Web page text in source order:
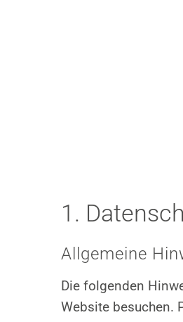
1.
Allgemeine
Die folgenden
Website besuchen.